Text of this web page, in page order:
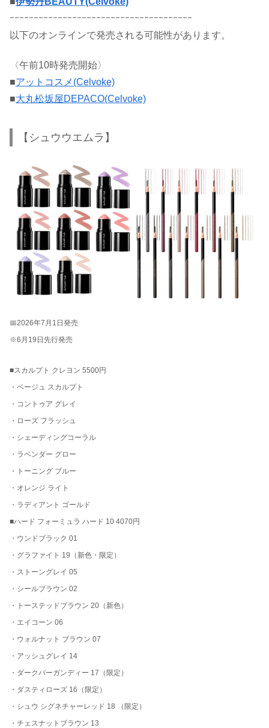
ｰｰｰｰｰｰｰｰｰｰｰｰｰｰｰｰｰｰｰｰｰｰｰｰｰｰｰｰｰｰｰｰｰｰｰｰｰｰ
以下のオンラインで発売される可能性があります。
〈午前10時発売開始〉
■アットコスメ(Celvoke)
■大丸松坂屋DEPACO(Celvoke)
【シュウウエムラ】
📅2026年7月1日発売
※6月19日先行発売
■スカルプト クレヨン 5500円
・ベージュ スカルプト
・コントゥア グレイ
・ローズ フラッシュ
・シェーディングコーラル
・ラベンダー グロー
・トーニング ブルー
・オレンジ ライト
・ラディアント ゴールド
■ハード フォーミュラ ハード 10 4070円
・ウンドブラック 01
・グラファイト 19（新色・限定）
・ストーングレイ 05
・シールブラウン 02
・トーステッドブラウン 20（新色）
・エイコーン 06
・ウォルナット ブラウン 07
・アッシュグレイ 14
・ダークバーガンディー 17（限定）
・ダスティローズ 16（限定）
・シュウ シグネチャーレッド 18 （限定）
・チェスナットブラウン 13